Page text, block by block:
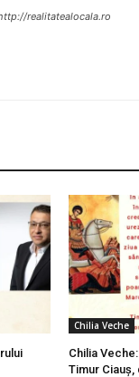
realitatealocala.ro
Chilia Veche
Chilia
Timur Ciauș,